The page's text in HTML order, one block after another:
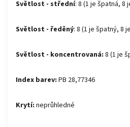
Světlost - střední: 8 (1 je špatná, 8
Světlost - ředěný: 8 (1 je špatný, 8
Světlost - koncentrovaná: 8 (1 je
Index barev: PB 28,77346
Krytí: neprůhledné